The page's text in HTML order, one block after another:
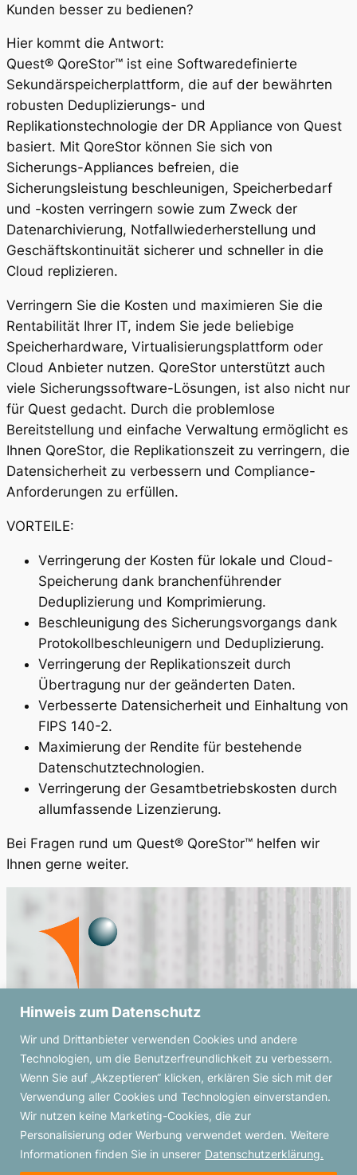
Hinweis zum Datenschutz
Wir und Drittanbieter verwenden Cookies und andere
Technologien, um die Benutzerfreundlichkeit zu verbessern.
Wenn Sie auf „Akzeptieren“ klicken, erklären Sie sich mit der
Verwendung aller Cookies und Technologien einverstanden.
Wir nutzen keine Marketing-Cookies, die zur
Personalisierung oder Werbung verwendet werden. Weitere
Informationen finden Sie in unserer Datenschutzerklärung.
Kunden besser zu bedienen?
Hier kommt die Antwort:
Quest® QoreStor™ ist eine Softwaredefinierte
Sekundärspeicherplattform, die auf der bewährten
robusten Deduplizierungs- und
Replikationstechnologie der DR Appliance von Quest
basiert. Mit QoreStor können Sie sich von
Sicherungs-Appliances befreien, die
Sicherungsleistung beschleunigen, Speicherbedarf
und -kosten verringern sowie zum Zweck der
Datenarchivierung, Notfallwiederherstellung und
Geschäftskontinuität sicherer und schneller in die
Cloud replizieren.
Verringern Sie die Kosten und maximieren Sie die
Rentabilität Ihrer IT, indem Sie jede beliebige
Speicherhardware, Virtualisierungsplattform oder
Cloud Anbieter nutzen. QoreStor unterstützt auch
viele Sicherungssoftware-Lösungen, ist also nicht nur
für Quest gedacht. Durch die problemlose
Bereitstellung und einfache Verwaltung ermöglicht es
Ihnen QoreStor, die Replikationszeit zu verringern, die
Datensicherheit zu verbessern und Compliance-
Anforderungen zu erfüllen.
VORTEILE:
Verringerung der Kosten für lokale und Cloud-
Speicherung dank branchenführender
Deduplizierung und Komprimierung.
Beschleunigung des Sicherungsvorgangs dank
Protokollbeschleunigern und Deduplizierung.
Verringerung der Replikationszeit durch
Übertragung nur der geänderten Daten.
Verbesserte Datensicherheit und Einhaltung von
FIPS 140-2.
Maximierung der Rendite für bestehende
Datenschutztechnologien.
Verringerung der Gesamtbetriebskosten durch
allumfassende Lizenzierung.
Bei Fragen rund um Quest® QoreStor™ helfen wir
Ihnen gerne weiter.
Papenreye 63
22453 Hamburg
Telefon: +49 40 589797-0
Telefax: +49 40 589797-58
E-Mail:info@netreletion.de